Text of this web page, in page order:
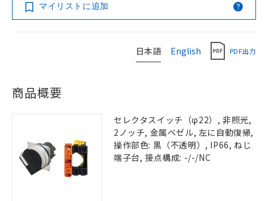
マイリストに追加
日本語 English PDF出力
商品概要
セレクタスイッチ（φ22）, 非照光,
2ノッチ, 金属ベゼル, 左に自動復帰,
操作部色: 黒（不透明）, IP66, ねじ
端子台, 接点構成: -/-/NC